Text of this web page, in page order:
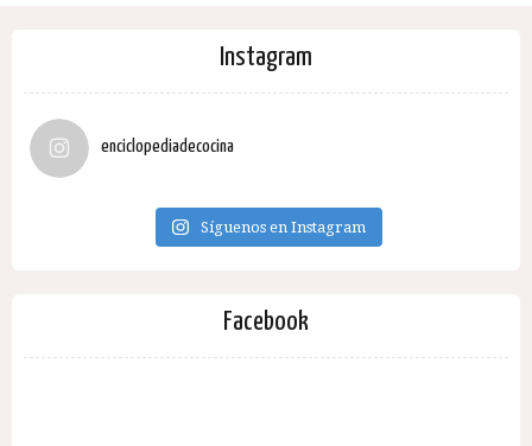
Instagram
enciclopediadecocina
Síguenos en Instagram
Facebook